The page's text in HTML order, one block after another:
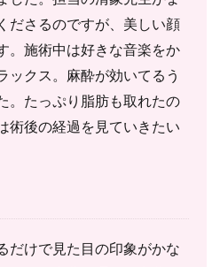
ださるのですが、美しい顔
。施術中は好きな音楽をか
ックス。麻酔が効いてるう
。たっぷり脂肪も取れたの
術後の経過を見ていきたい
だけで見た目の印象がかな